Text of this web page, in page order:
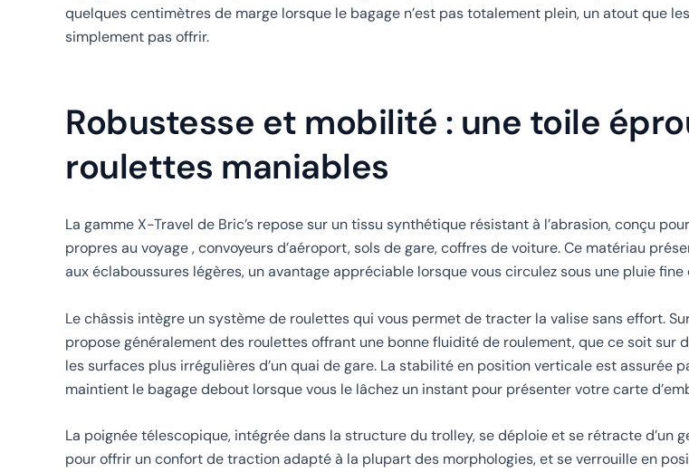
quelques centimètres de marge lorsque le bagage n’est pas totalement plein, un atout que
simplement pas offrir.
Robustesse et mobilité : une toile
roulettes maniables
La gamme X-Travel de Bric’s repose sur un tissu synthétique résistant à l’abrasion, conçu
propres au voyage , convoyeurs d’aéroport, sols de gare, coffres de voiture. Ce matériau
aux éclaboussures légères, un avantage appréciable lorsque vous circulez sous une pluie
Le châssis intègre un système de roulettes qui vous permet de tracter la valise sans effort.
propose généralement des roulettes offrant une bonne fluidité de roulement, que ce soit sur
les surfaces plus irrégulières d’un quai de gare. La stabilité en position verticale est assurée
maintient le bagage debout lorsque vous le lâchez un instant pour présenter votre carte
La poignée télescopique, intégrée dans la structure du trolley, se déploie et se rétracte d’un
pour offrir un confort de traction adapté à la plupart des morphologies, et se verrouille en